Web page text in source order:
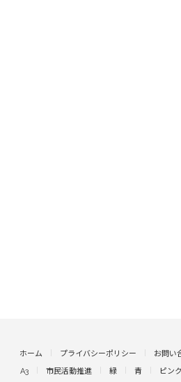
ホーム プライバシーポリシー お問い
A3
市民活動推進 緑 青 ピンク